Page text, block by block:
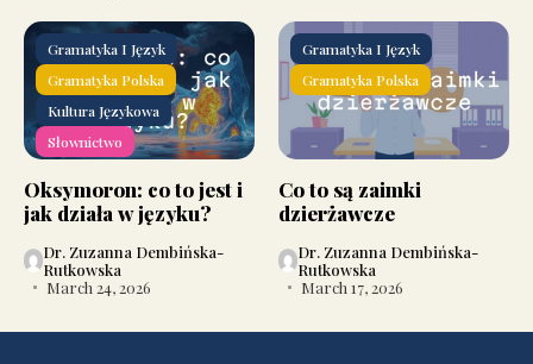
Gramatyka I Język
Gramatyka Polska
Kultura Językowa
Słownictwo
Oksymoron: co to jest i
jak działa w języku?
Dr. Zuzanna Dembińska-
Rutkowska
March 24, 2026
Gramatyka I Język
Gramatyka Polska
Co to są zaimki
dzierżawcze
Dr. Zuzanna Dembińska-
Rutkowska
March 17, 2026